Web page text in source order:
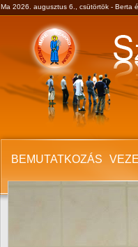
Ma 2026. augusztus 6., csütörtök - Berta
BEMUTATKOZÁS